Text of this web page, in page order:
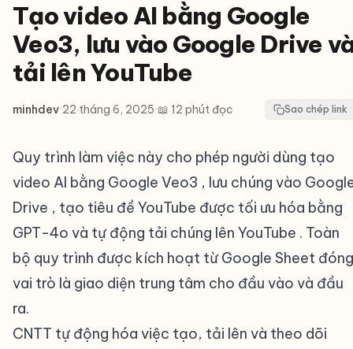
Tạo video AI bằng Google
Veo3, lưu vào Google Drive
tải lên YouTube
minhdev·22 tháng 6, 2025·📖 12 phút đọc Sao chép link
Quy trình làm việc này cho phép người dùng tạo
video AI bằng Google Veo3 , lưu chúng vào
Drive , tạo tiêu đề YouTube được tối ưu hóa bằng
GPT-4o và tự động tải chúng lên YouTube . Toàn
bộ quy trình được kích hoạt từ Google Sheet đóng
vai trò là giao diện trung tâm cho đầu vào và đầu
ra.
CNTT tự động hóa việc tạo, tải lên và theo dõi